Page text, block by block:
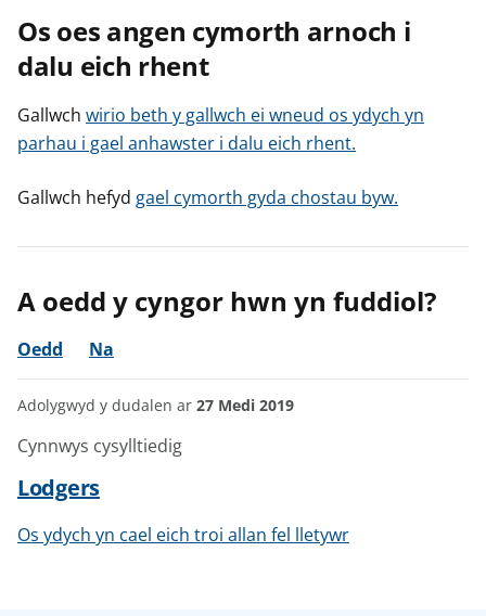
Os oes angen cymorth arnoch i
dalu eich rhent
Gallwch wirio beth y gallwch ei wneud os ydych yn
parhau i gael anhawster i dalu eich rhent.
Gallwch hefyd gael cymorth gyda chostau byw.
A oedd y cyngor hwn yn fuddiol?
Oedd Na
Adolygwyd y dudalen ar 27 Medi 2019
Cynnwys cysylltiedig
Lodgers
Os ydych yn cael eich troi allan fel lletywr